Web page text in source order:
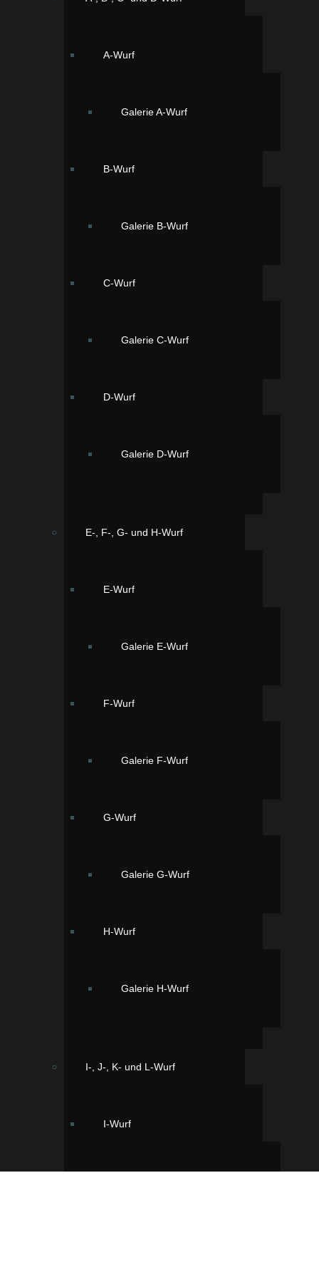
A-Wurf
Galerie A-Wurf
B-Wurf
Galerie B-Wurf
C-Wurf
Galerie C-Wurf
D-Wurf
Galerie D-Wurf
E-, F-, G- und H-Wurf
E-Wurf
Galerie E-Wurf
F-Wurf
Galerie F-Wurf
G-Wurf
Galerie G-Wurf
H-Wurf
Galerie H-Wurf
I-, J-, K- und L-Wurf
I-Wurf